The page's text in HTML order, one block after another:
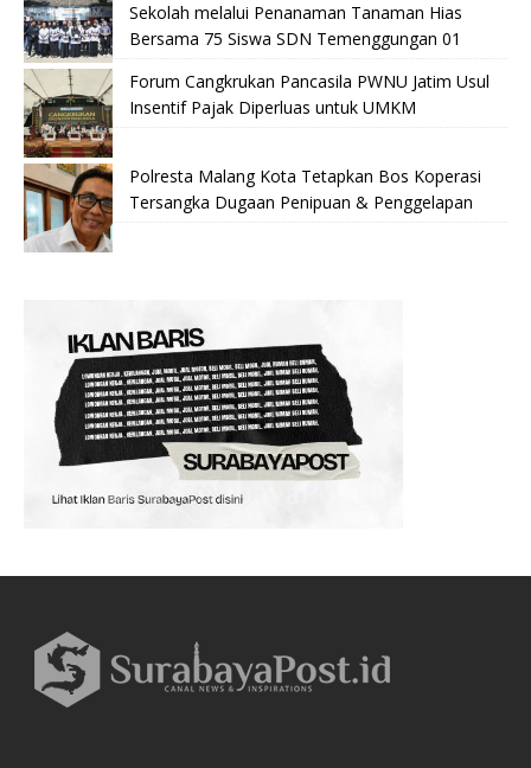
Sekolah melalui Penanaman Tanaman Hias
Bersama 75 Siswa SDN Temenggungan 01
Forum Cangkrukan Pancasila PWNU Jatim Usul
Insentif Pajak Diperluas untuk UMKM
Polresta Malang Kota Tetapkan Bos Koperasi
Tersangka Dugaan Penipuan & Penggelapan